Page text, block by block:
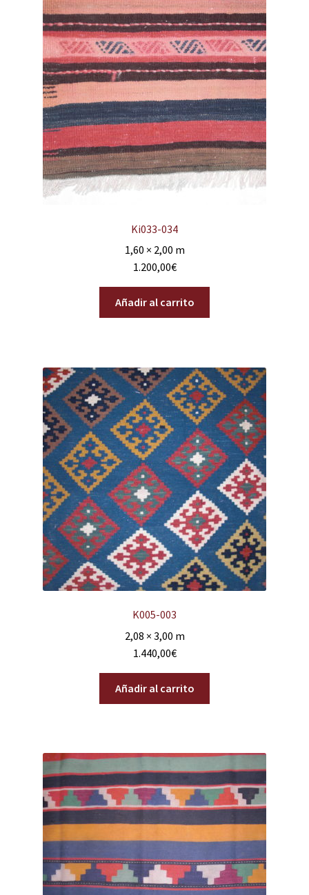
Ki033-034
1,60 × 2,00 m
1.200,00€
Añadir al carrito
K005-003
2,08 × 3,00 m
1.440,00€
Añadir al carrito